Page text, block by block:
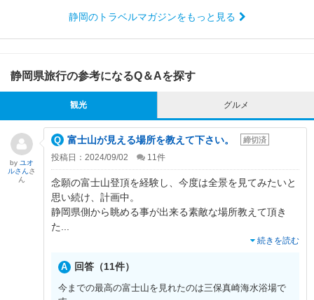
静岡のトラベルマガジンをもっと見る
静岡県旅行の参考になるQ＆Aを探す
観光 グルメ
富士山が見える場所を教えて下さい。 締切済
投稿日：2024/09/02 11件
念願の富士山登頂を経験し、今度は全景を見てみたいと
思い続け、計画中。
静岡県側から眺める事が出来る素敵な場所教えて頂き
た
続きを読む
回答（11件）
今までの最高の富士山を見れたのは三保真崎海水浴場で
by ユオ
ルさんさ
ん